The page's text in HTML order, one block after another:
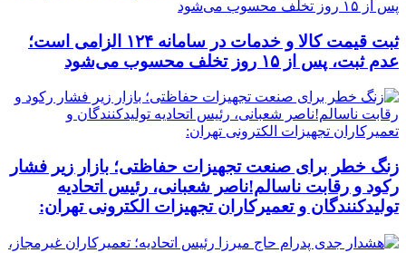
ثبت قیمت کالا و خدمات در سامانه ۱۲۴ الزامی است؛
عدم ثبت، پس از ۱۵ روز تخلف محسوب می‌شود
زنگ خطر برای صنعت تجهیزات حفاظتی؛ بازار زیر فشار
رکود و رقابت ناسالم!ناصر شعبانی، رئیس اتحادیه
تولیدکنندگان و تعمیرکاران تجهیزات الکترونی تهران: